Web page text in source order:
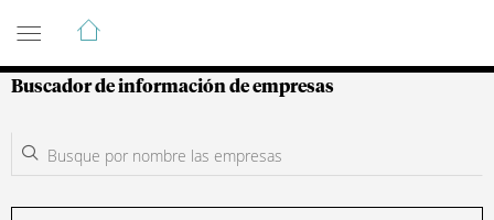
Guía de Empresas Colombianas
Buscador de información de empresas